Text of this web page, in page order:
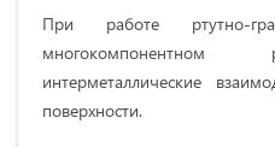
При работе ртутно-
многокомпонентном
интерметаллические
поверхности.